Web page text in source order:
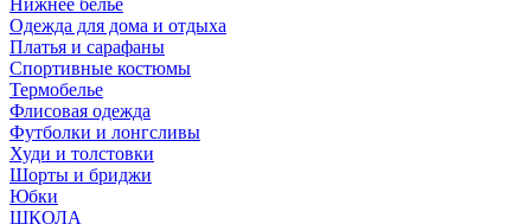
Нижнее белье
Одежда для дома и отдыха
Платья и сарафаны
Спортивные костюмы
Термобелье
Флисовая одежда
Футболки и лонгсливы
Худи и толстовки
Шорты и бриджи
Юбки
ШКОЛА